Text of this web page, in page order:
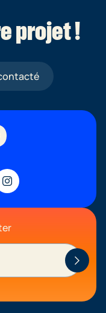
projet !